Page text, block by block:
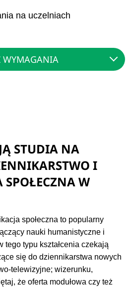
na uczelniach
WYMAGANIA
STUDIA NA
I
W
społeczna to popularny
nauki humanistyczne i
tego typu kształcenia czekają
się do dziennikarstwa nowych
telewizyjne; wizerunku,
że oferta modułowa czy też